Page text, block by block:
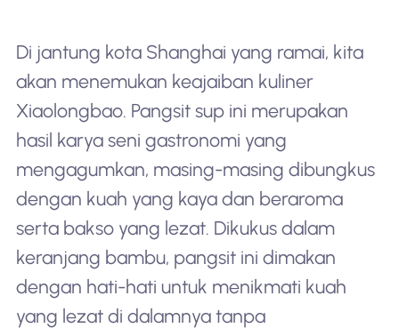
Di jantung kota Shanghai yang ramai, kita
akan menemukan keajaiban kuliner
Xiaolongbao. Pangsit sup ini merupakan
hasil karya seni gastronomi yang
mengagumkan, masing-masing dibungkus
dengan kuah yang kaya dan beraroma
serta bakso yang lezat. Dikukus dalam
keranjang bambu, pangsit ini dimakan
dengan hati-hati untuk menikmati kuah
yang lezat di dalamnya tanpa